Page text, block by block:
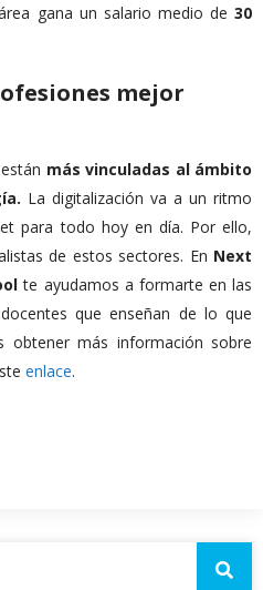
gana un salario medio de 30
mejor
más vinculadas al ámbito
La digitalización va a un ritmo
para todo hoy en día. Por ello,
de estos sectores. En Next
te ayudamos a formarte en las
que enseñan de lo que
obtener más información sobre
enlace.